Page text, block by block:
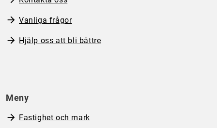
Vanliga frågor
Hjälp oss att bli bättre
Meny
Fastighet och mark